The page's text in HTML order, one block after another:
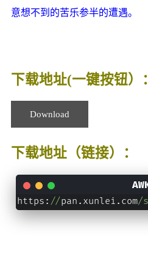
意想不到的苦乐参半的遭遇。
下载地址(一键按钮）：
Download
下载地址（链接）：
https: //pan.xunlei.com/